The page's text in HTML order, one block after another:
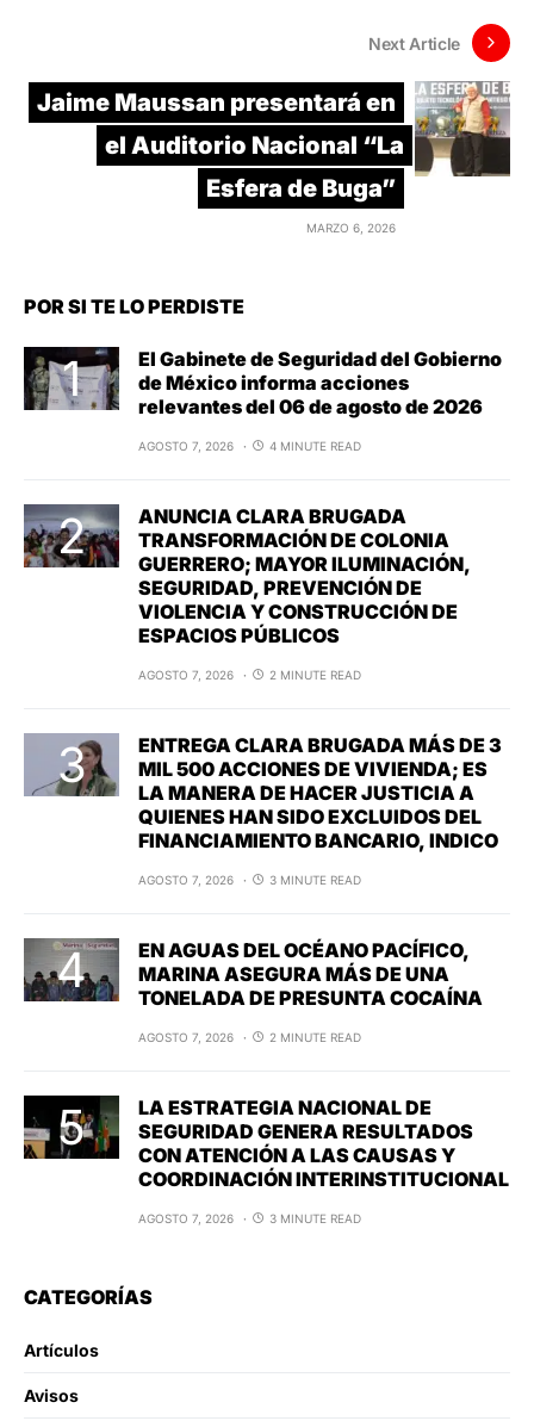
Next Article
Jaime Maussan presentará en
el Auditorio Nacional “La
Esfera de Buga”
MARZO 6, 2026
POR SI TE LO PERDISTE
El Gabinete de Seguridad del Gobierno
de México informa acciones
relevantes del 06 de agosto de 2026
AGOSTO 7, 2026 4 MINUTE READ
ANUNCIA CLARA BRUGADA
TRANSFORMACIÓN DE COLONIA
GUERRERO; MAYOR ILUMINACIÓN,
SEGURIDAD, PREVENCIÓN DE
VIOLENCIA Y CONSTRUCCIÓN DE
ESPACIOS PÚBLICOS
AGOSTO 7, 2026 2 MINUTE READ
ENTREGA CLARA BRUGADA MÁS DE 3
MIL 500 ACCIONES DE VIVIENDA; ES
LA MANERA DE HACER JUSTICIA A
QUIENES HAN SIDO EXCLUIDOS DEL
FINANCIAMIENTO BANCARIO, INDICO
AGOSTO 7, 2026 3 MINUTE READ
EN AGUAS DEL OCÉANO PACÍFICO,
MARINA ASEGURA MÁS DE UNA
TONELADA DE PRESUNTA COCAÍNA
AGOSTO 7, 2026 2 MINUTE READ
LA ESTRATEGIA NACIONAL DE
SEGURIDAD GENERA RESULTADOS
CON ATENCIÓN A LAS CAUSAS Y
COORDINACIÓN INTERINSTITUCIONAL
AGOSTO 7, 2026 3 MINUTE READ
CATEGORÍAS
Artículos
Avisos